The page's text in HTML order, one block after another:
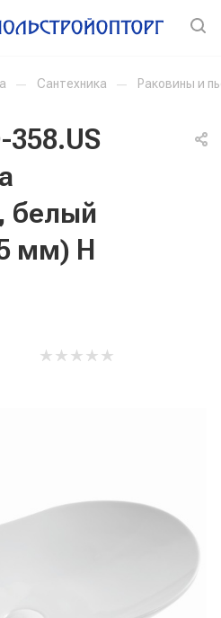
— Сантехника — Раковины и
358.US
белый
мм) H